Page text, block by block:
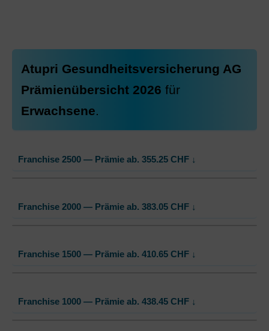
Atupri Gesundheitsversicherung AG
Prämienübersicht 2026 für
Erwachsene.
Franchise 2500 — Prämie ab. 355.25 CHF ↓
Mit Unfalldeckung:
380.65
Franchise 2000 — Prämie ab. 383.05 CHF ↓
Franchise 1500 — Prämie ab. 410.65 CHF ↓
Franchise 1000 — Prämie ab. 438.45 CHF ↓